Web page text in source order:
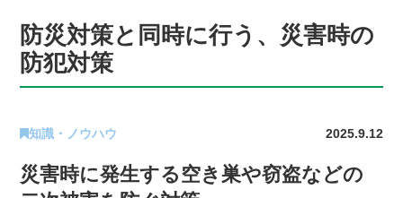
防災対策と同時に行う、災害時の
防犯対策
知識・ノウハウ 2025.9.12
災害時に発生する空き巣や窃盗などの